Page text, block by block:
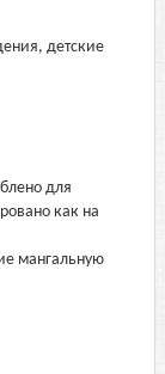
детские
для
как на
мангальную